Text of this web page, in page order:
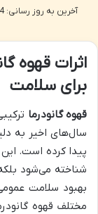
آخرین به روز رسانی: 16/02/1404
اثرات قهوه
برای سلامت
قهوه گانودرما
سال‌های اخیر به
پیدا کرده است.
شناخته می‌شود
بهبود سلامت
مختلف قهوه